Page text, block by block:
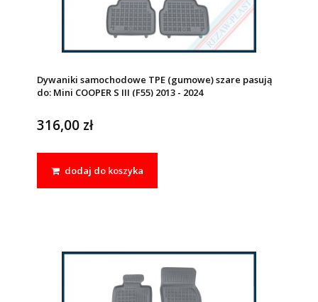
Dywaniki samochodowe TPE (gumowe) szare pasują
do: Mini COOPER S III (F55) 2013 - 2024
316,00 zł
dodaj do koszyka